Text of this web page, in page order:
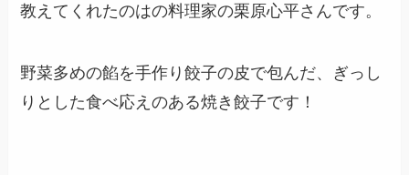
教えてくれたのはの料理家の栗原心平さんです。
野菜多めの餡を手作り餃子の皮で包んだ、ぎっし
りとした食べ応えのある焼き餃子です！